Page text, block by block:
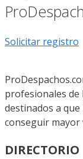
Solicitar registro
profesionales de
destinados a
conseguir mayor
DIRECTORIO